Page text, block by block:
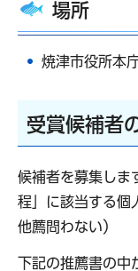
場所
焼津市役所本
受賞候補者
候補者を募集しま
程」に該当する個
他薦問わない）
下記の推薦書の